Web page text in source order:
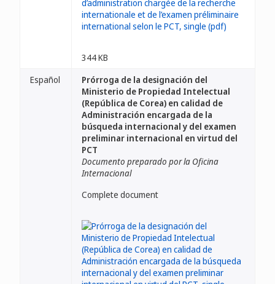
344 KB
Español
Prórroga de la designación del
Ministerio de Propiedad Intelectual
(República de Corea) en calidad de
Administración encargada de la
búsqueda internacional y del examen
preliminar internacional en virtud del
PCT
Documento preparado por la Oficina
Internacional
Complete document